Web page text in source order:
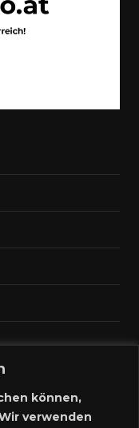
können,
verwenden